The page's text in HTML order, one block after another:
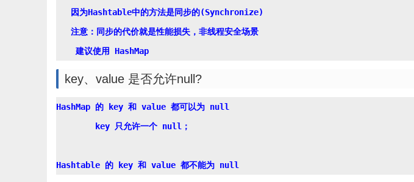
   因为Hashtable中的方法是同步的(Synchronize)
   注意：同步的代价就是性能损失，非线程安全场景
key、value 是否允许null?
HashMap 的 key 和 value 都可以为 null
        key 只允许一个 null；